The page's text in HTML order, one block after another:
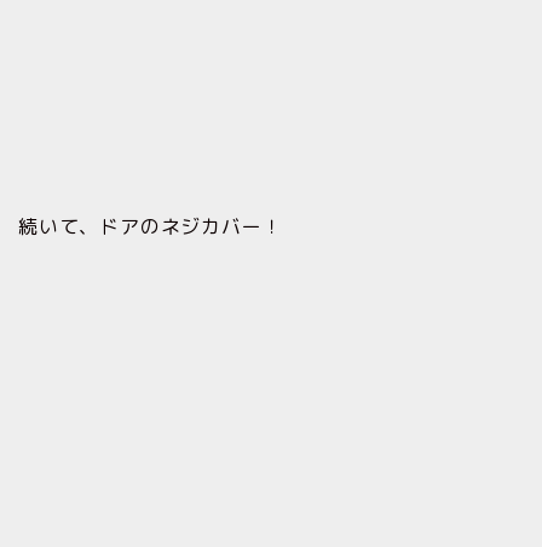
続いて、ドアのネジカバー！